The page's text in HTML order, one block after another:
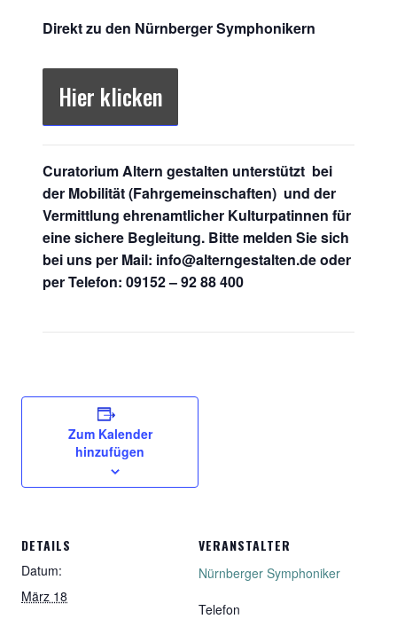
Direkt zu den Nürnberger Symphonikern
Hier klicken
Curatorium Altern gestalten unterstützt bei
der Mobilität (Fahrgemeinschaften) und der
Vermittlung ehrenamtlicher Kulturpatinnen für
eine sichere Begleitung. Bitte melden Sie sich
bei uns per Mail: info@alterngestalten.de oder
per Telefon: 09152 – 92 88 400
Zum Kalender
hinzufügen
DETAILS
Datum:
März 18
VERANSTALTER
Nürnberger Symphoniker
Telefon